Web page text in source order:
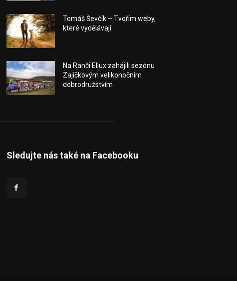
Tomáš Ševčík – Tvořím weby,
které vydělávají
Na Ranči Ellux zahájili sezónu
Zajíčkovým velikonočním
dobrodružstvím
Sledujte nás také na Facebooku